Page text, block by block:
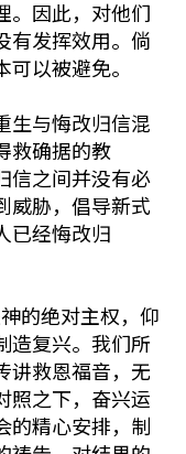
。因此，对他们
有发挥效用。倘
以被避免。
生与悔改归信混
救确据的教
之间并没有必
威胁，倡导新式
已经悔改归
的绝对主权，仰
造复兴。我们所
讲救恩福音，无
照之下，奋兴运
的精心安排，制